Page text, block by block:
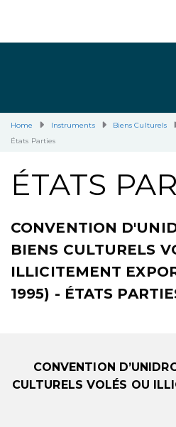
Home Instruments Biens Culturels
États Parties
ÉTATS
CONVENTION
BIENS CULTURELS
ILLICITEMENT
1995) - ÉTATS
CONVENTION
CULTURELS VOLÉS OU